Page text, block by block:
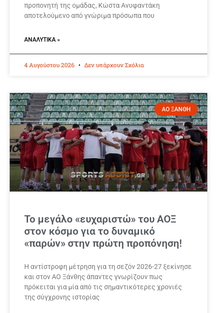
προπονητή της ομάδας, Κώστα Ανυφαντάκη
αποτελούμενο από γνώριμα πρόσωπα που
ΑΝΑΛΥΤΙΚΆ »
4 Αυγούστου 2026 Δεν υπάρχουν Σχόλια
ΑΟ ΞΑΝΘΗ
Το μεγάλο «ευχαριστώ» του ΑΟΞ
στον κόσμο για το δυναμικό
«παρών» στην πρώτη προπόνηση!
Η αντίστροφη μέτρηση για τη σεζόν 2026-27 ξεκίνησε
και στον ΑΟ Ξάνθης άπαντες γνωρίζουν πως
πρόκειται για μία από τις σημαντικότερες χρονιές
της σύγχρονης ιστορίας